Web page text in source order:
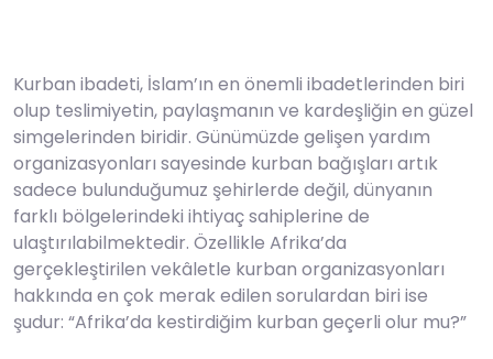
Kurban ibadeti, İslam’ın en önemli ibadetlerinden biri
olup teslimiyetin, paylaşmanın ve kardeşliğin en güzel
simgelerinden biridir. Günümüzde gelişen yardım
organizasyonları sayesinde kurban bağışları artık
sadece bulunduğumuz şehirlerde değil, dünyanın
farklı bölgelerindeki ihtiyaç sahiplerine de
ulaştırılabilmektedir. Özellikle Afrika’da
gerçekleştirilen vekâletle kurban organizasyonları
hakkında en çok merak edilen sorulardan biri ise
şudur: “Afrika’da kestirdiğim kurban geçerli olur mu?”